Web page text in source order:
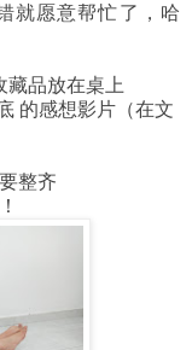
就愿意帮忙了，哈
藏品放在桌上
的感想影片（在文
整齐